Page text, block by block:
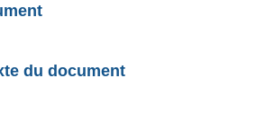
du document